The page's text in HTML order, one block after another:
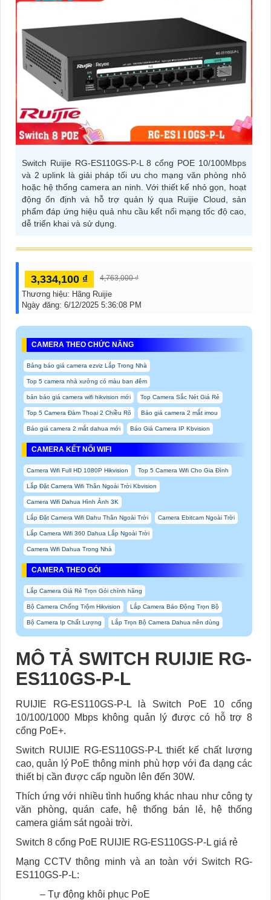
Switch Ruijie RG-ES110GS-P-L 8 cổng POE 10/100Mbps
và 2 uplink là giải pháp tối ưu cho mạng văn phòng nhỏ
hoặc hệ thống camera an ninh. Với thiết kế nhỏ gọn, hoạt
động ổn định và hỗ trợ quản lý qua Ruijie Cloud, sản
phẩm đáp ứng hiệu quả nhu cầu kết nối mạng tốc độ cao,
dễ triển khai và sử dụng.
3,334,100 ₫ 4,763,000 ₫
Thương hiệu: Hãng Ruijie
Ngày đăng: 6/12/2025 5:36:08 PM
CAMERA THEO CHỨC NĂNG
Bảng báo giá camera ezviz Lắp Trong Nhà
Top 5 camera nhà xưởng có màu ban đêm
bản báo giá camera wifi hikvision mới Top Camera Sắc Nét Giá Rẻ
Top 5 Camera Đàm Thoại 2 Chiều Rõ Báo giá camera 2 mắt imou
Báo giá camera 2 mắt dahua mới Báo Giá Camera IP Kbvision
CAMERA KẾT NỐI WIFI
Camera Wifi Full HD 1080P Hikvision Top 5 Camera Wifi Cho Gia Đình
Lắp Đặt Camera Wifi Thân Ngoài Trời Kbvision
Camera Wifi Dahua Hình Ảnh 3K
Lắp Đặt Camera Wifi Dahu Thân Ngoài Trời Camera Ebitcam Ngoài Trời
Lắp Camera Wifi 360 Dahua Lắp Ngoài Trời
Camera Wifi Dahua Trong Nhà
CAMERA THEO GÓI
Lắp Camera Giá Rẻ Trọn Gói chính hãng
Bộ Camera Chống Trộm Hikvision Lắp Camera Báo Động Trọn Bộ
Bộ Camera Ip Chất Lượng Lắp Trọn Bộ Camera Dahua nên dùng
MÔ TẢ SWITCH RUIJIE RG-
ES110GS-P-L
RUIJIE RG-ES110GS-P-L là Switch PoE 10 cổng
10/100/1000 Mbps không quản lý được có hỗ trợ 8
cổng PoE+.
Switch RUIJIE RG-ES110GS-P-L thiết kế chất lượng
cao, quản lý PoE thông minh phù hợp với đa dạng các
thiết bị cần được cấp nguồn lên đến 30W.
Thích ứng với nhiều tình huống khác nhau như công ty
văn phòng, quán cafe, hệ thống bán lẻ, hệ thống
camera giám sát ngoài trời.
Switch 8 cổng PoE RUIJIE RG-ES110GS-P-L giá rẻ
Mạng CCTV thông minh và an toàn với Switch RG-
ES110GS-P-L:
– Tự động khôi phục PoE